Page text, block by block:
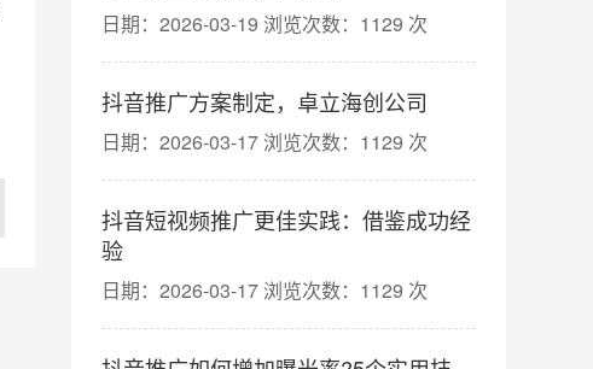
日期：2026-03-19 浏览次数：1129 次
抖音推广方案制定，卓立海创公司
日期：2026-03-17 浏览次数：1129 次
抖音短视频推广更佳实践：借鉴成功经
验
日期：2026-03-17 浏览次数：1129 次